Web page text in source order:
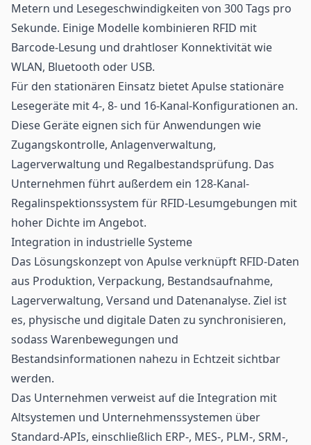
Metern und Lesegeschwindigkeiten von 300 Tags pro
Sekunde. Einige Modelle kombinieren RFID mit
Barcode-Lesung und drahtloser Konnektivität wie
WLAN, Bluetooth oder USB.
Für den stationären Einsatz bietet Apulse stationäre
Lesegeräte mit 4-, 8- und 16-Kanal-Konfigurationen an.
Diese Geräte eignen sich für Anwendungen wie
Zugangskontrolle, Anlagenverwaltung,
Lagerverwaltung und Regalbestandsprüfung. Das
Unternehmen führt außerdem ein 128-Kanal-
Regalinspektionssystem für RFID-Lesumgebungen mit
hoher Dichte im Angebot.
Integration in industrielle Systeme
Das Lösungskonzept von Apulse verknüpft RFID-Daten
aus Produktion, Verpackung, Bestandsaufnahme,
Lagerverwaltung, Versand und Datenanalyse. Ziel ist
es, physische und digitale Daten zu synchronisieren,
sodass Warenbewegungen und
Bestandsinformationen nahezu in Echtzeit sichtbar
werden.
Das Unternehmen verweist auf die Integration mit
Altsystemen und Unternehmenssystemen über
Standard-APIs, einschließlich ERP-, MES-, PLM-, SRM-,